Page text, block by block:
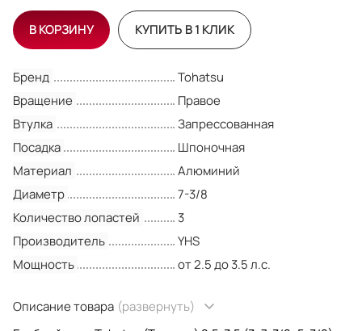
Бренд
Tohatsu
Вращение
Правое
Втулка
Запрессованная
Посадка
Шпоночная
Материал
Алюминий
Диаметр
7-3/8
Количество лопастей
3
Производитель
YHS
Мощность
от 2.5 до 3.5 л.с.
Описание товара (развернуть)
В КОРЗИНУ КУПИТЬ В 1 КЛИК